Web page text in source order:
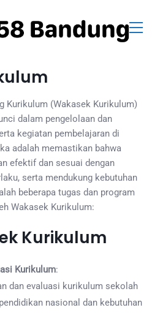
Kurikulum (Wakasek Kurikulum)
dalam pengelolaan dan
kegiatan pembelajaran di
adalah memastikan bahwa
efektif dan sesuai dengan
serta mendukung kebutuhan
beberapa tugas dan program
Wakasek Kurikulum:
Kurikulum
Kurikulum:
dan evaluasi kurikulum sekolah
nasional dan kebutuhan